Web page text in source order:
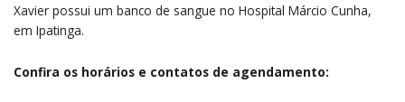
Xavier possui um banco de sangue no Hospital Márcio Cunha,
em Ipatinga.
Confira os horários e contatos de agendamento: